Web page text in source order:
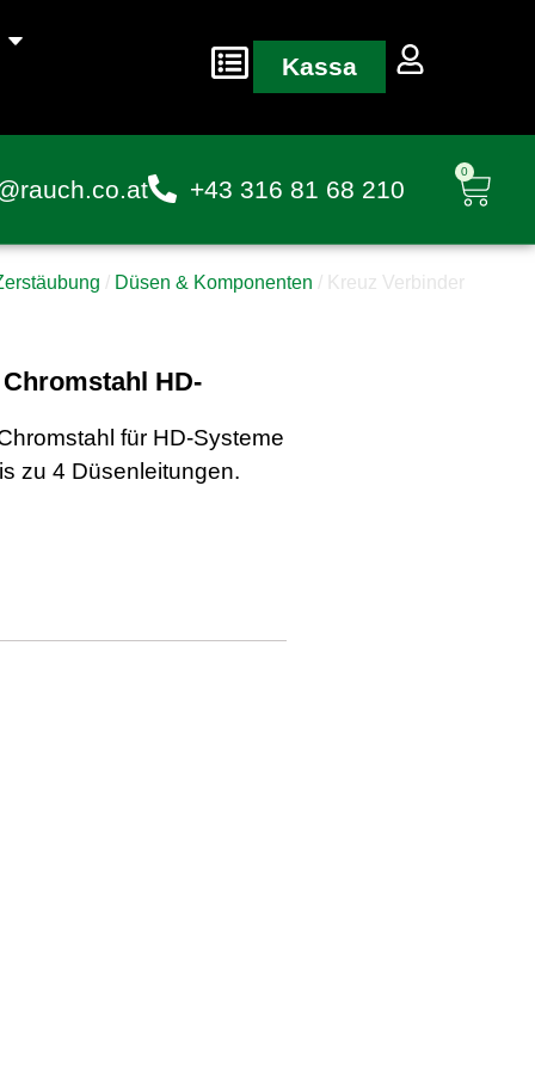
Kassa
+43 316 81 68 210
0
/ Düsen & Komponenten / Kreuz Verbinder
HD-
für HD-Systeme
zu 4 Düsenleitungen.